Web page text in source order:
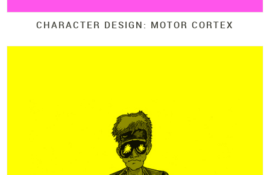
CHARACTER DESIGN: MOTOR CORTEX